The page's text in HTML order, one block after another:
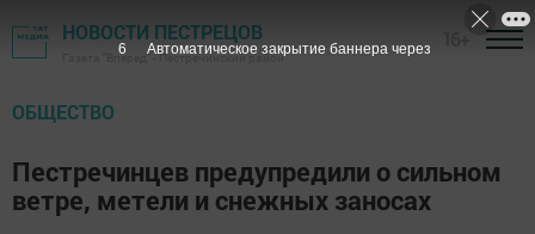
НОВОСТИ ПЕСТРЕЦОВ
Газета "Вперед" - Пестречинский район
ОБЩЕСТВО
Пестречинцев предупредили о сильном
ветре, метели и снежных заносах
5 Автоматическое закрытие баннера через